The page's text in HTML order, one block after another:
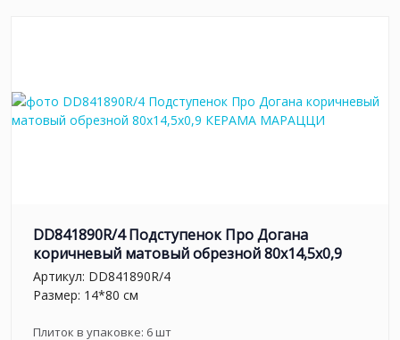
DD841890R/4 Подступенок Про Догана
коричневый матовый обрезной 80x14,5x0,9
Артикул: DD841890R/4
Размер: 14*80 см
Плиток в упаковке: 6шт